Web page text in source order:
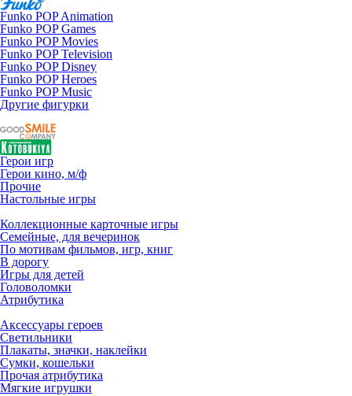
Funko POP Animation
Funko POP Games
Funko POP Movies
Funko POP Television
Funko POP Disney
Funko POP Heroes
Funko POP Music
Другие фигурки
Герои игр
Герои кино, м/ф
Прочие
Настольные игры
Коллекционные карточные игры
Семейные, для вечеринок
По мотивам фильмов, игр, книг
В дорогу
Игры для детей
Головоломки
Атрибутика
Аксессуары героев
Светильники
Плакаты, значки, наклейки
Сумки, кошельки
Прочая атрибутика
Мягкие игрушки